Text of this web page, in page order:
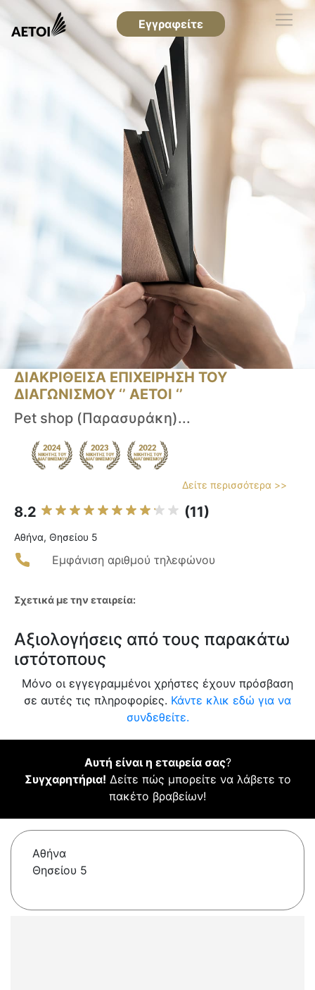
Εγγραφείτε
ΔΙΑΚΡΙΘΕΙΣΑ ΕΠΙΧΕΙΡΗΣΗ ΤΟΥ
ΔΙΑΓΩΝΙΣΜΟΥ ‘’ ΑΕΤΟΙ ‘’
Pet shop (Παρασυράκη)...
Δείτε περισσότερα >>
8.2 (11)
Αθήνα, Θησείου 5
Εμφάνιση αριθμού τηλεφώνου
Σχετικά με την εταιρεία:
Αξιολογήσεις από τους παρακάτω
ιστότοπους
Μόνο οι εγγεγραμμένοι χρήστες έχουν πρόσβαση
σε αυτές τις πληροφορίες. Κάντε κλικ εδώ για να
συνδεθείτε.
Αυτή είναι η εταιρεία σας?
Συγχαρητήρια! Δείτε πώς μπορείτε να λάβετε το
πακέτο βραβείων!
Αθήνα
Θησείου 5